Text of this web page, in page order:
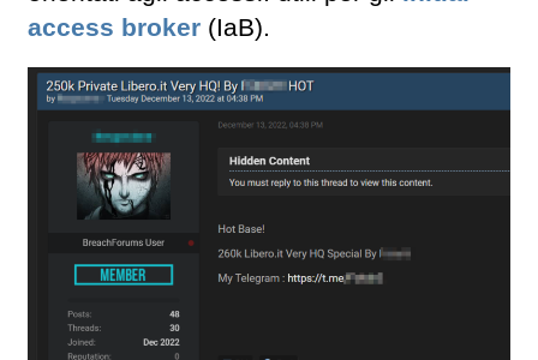
access broker (IaB).